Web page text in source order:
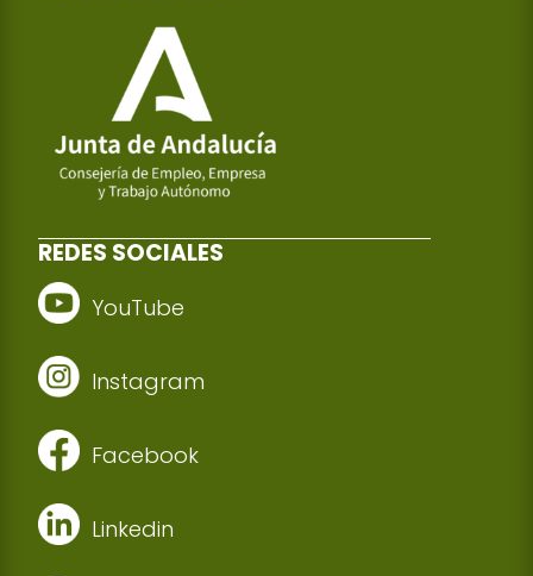
REDES SOCIALES
YouTube
Instagram
Facebook
Linkedin